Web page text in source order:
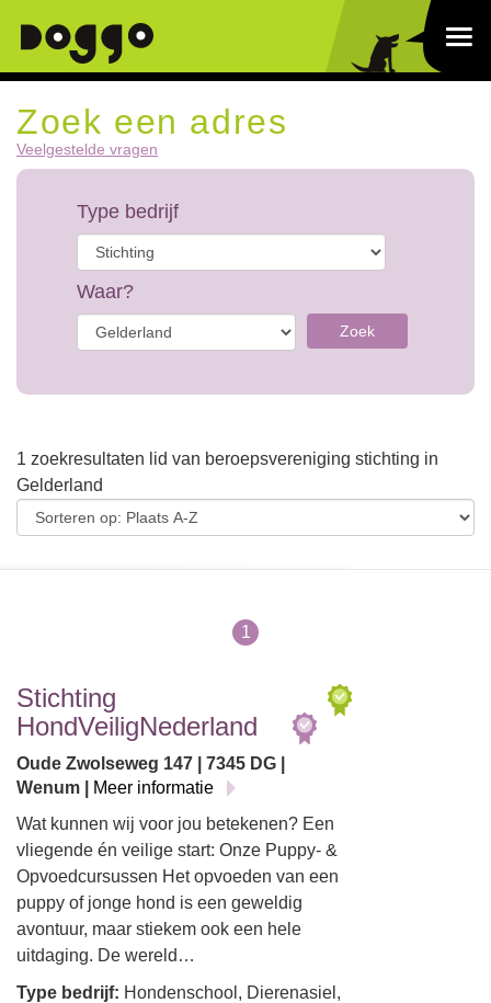
Zoek een adres
Veelgestelde vragen
Type bedrijf
Waar?
Zoek
1 zoekresultaten lid van beroepsvereniging stichting in
Gelderland
1
Stichting
HondVeiligNederland
Oude Zwolseweg 147 | 7345 DG |
Wenum |
Meer informatie
Wat kunnen wij voor jou betekenen? Een
vliegende én veilige start: Onze Puppy- &
Opvoedcursussen Het opvoeden van een
puppy of jonge hond is een geweldig
avontuur, maar stiekem ook een hele
uitdaging. De wereld…
Type bedrijf: Hondenschool, Dierenasiel,